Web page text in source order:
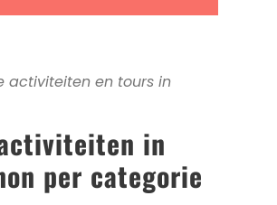
activiteiten en tours in
in
per categorie